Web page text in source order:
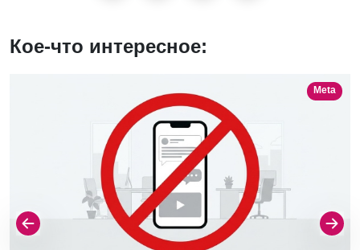
Кое-что интересное:
Meta